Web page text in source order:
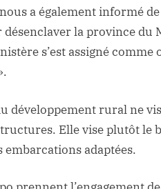
a également informé
la province du
s’est assigné
développement rural ne
Elle vise plutôt le
adaptées.